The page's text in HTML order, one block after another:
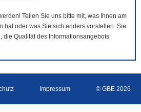
Teilen Sie uns bitte mit, was Ihnen am
hat oder was Sie sich anders vorstellen. Sie
die Qualität des Informationsangebots
Impressum © GBE 2026